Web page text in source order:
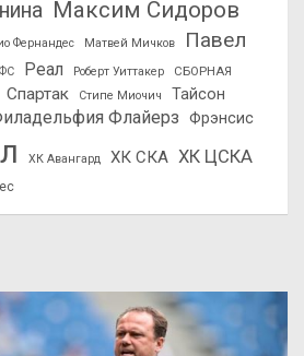
Максим Сидоров
Фернандес Матвей Мичков
Павел
Реал Роберт Уиттакер
СБОРНАЯ
Спартак Стипе Миочич
Тайсон
Флайерз Фрэнсис
ХК Авангард ХК СКА ХК ЦСКА